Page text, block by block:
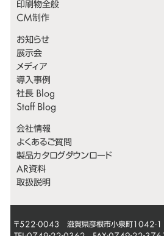
印刷物全般
CM制作
お知らせ
展示会
メディア
導入事例
社長 Blog
Staff Blog
会社情報
よくあるご質問
製品カタログダウンロード
AR資料
取扱説明
〒522-0043 滋賀県彦根市小泉町1042-1